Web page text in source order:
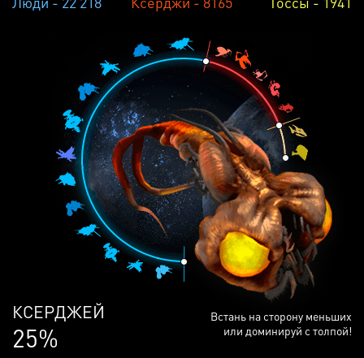
КСЕРДЖЕЙ
25%
Встань на сторону меньших
или доминируй с толпой!